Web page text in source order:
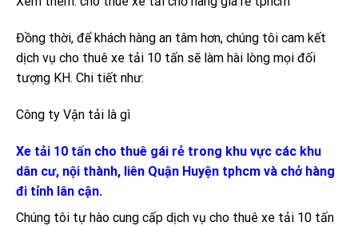
Đồng thời, để khách hàng an tâm hơn, chúng tôi cam kết
dịch vụ cho thuê xe tải 10 tấn sẽ làm hài lòng mọi đối
tượng KH. Chi tiết như:
Công ty Vận tải là gì
Xe tải 10 tấn cho thuê gái rẻ trong khu vực các khu
dân cư, nội thành, liên Quận Huyện tphcm và chở hàng
đi tỉnh lân cận.
Chúng tôi tự hào cung cấp dịch vụ cho thuê xe tải 10 tấn